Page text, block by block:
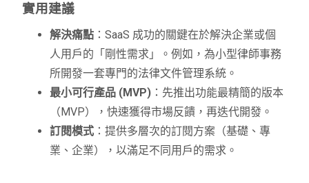
實用建議
解決痛點 ：SaaS 成功的關鍵在於解決企業或個
人用戶的「剛性需求」。例如，為小型律師事務
所開發一套專門的法律文件管理系統。
最小可行產品 (MVP) ：先推出功能最精簡的版本
（MVP），快速獲得市場反饋，再迭代開發。
訂閱模式 ：提供多層次的訂閱方案（基礎、專
業、企業），以滿足不同用戶的需求。